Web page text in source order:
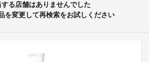
る店舗はありませんでした
を変更して再検索をお試しください